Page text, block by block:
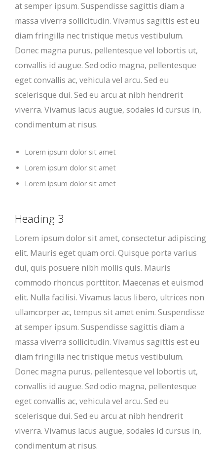
at semper ipsum. Suspendisse sagittis diam a
massa viverra sollicitudin. Vivamus sagittis est eu
diam fringilla nec tristique metus vestibulum.
Donec magna purus, pellentesque vel lobortis ut,
convallis id augue. Sed odio magna, pellentesque
eget convallis ac, vehicula vel arcu. Sed eu
scelerisque dui. Sed eu arcu at nibh hendrerit
viverra. Vivamus lacus augue, sodales id cursus in,
condimentum at risus.
Lorem ipsum dolor sit amet
Lorem ipsum dolor sit amet
Lorem ipsum dolor sit amet
Heading 3
Lorem ipsum dolor sit amet, consectetur adipiscing
elit. Mauris eget quam orci. Quisque porta varius
dui, quis posuere nibh mollis quis. Mauris
commodo rhoncus porttitor. Maecenas et euismod
elit. Nulla facilisi. Vivamus lacus libero, ultrices non
ullamcorper ac, tempus sit amet enim. Suspendisse
at semper ipsum. Suspendisse sagittis diam a
massa viverra sollicitudin. Vivamus sagittis est eu
diam fringilla nec tristique metus vestibulum.
Donec magna purus, pellentesque vel lobortis ut,
convallis id augue. Sed odio magna, pellentesque
eget convallis ac, vehicula vel arcu. Sed eu
scelerisque dui. Sed eu arcu at nibh hendrerit
viverra. Vivamus lacus augue, sodales id cursus in,
condimentum at risus.